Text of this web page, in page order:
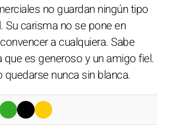
no guardan ningún tipo
Su carisma no se pone en
a cualquiera. Sabe
que es generoso y un amigo fiel.
quedarse nunca sin blanca.